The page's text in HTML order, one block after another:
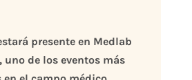
presente en Medlab
uno de los eventos más